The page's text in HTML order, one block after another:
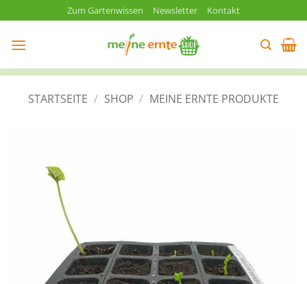
Inhalt
springen
Zum Gartenwissen Newsletter Kontakt
STARTSEITE / SHOP / MEINE ERNTE PRODUKTE